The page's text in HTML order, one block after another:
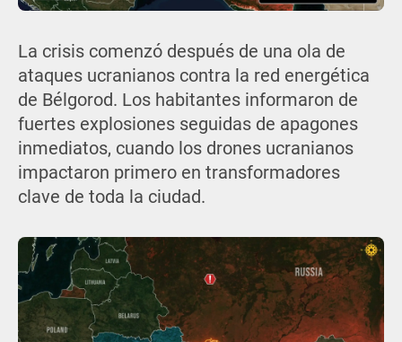
La crisis comenzó después de una ola de
ataques ucranianos contra la red energética
de Bélgorod. Los habitantes informaron de
fuertes explosiones seguidas de apagones
inmediatos, cuando los drones ucranianos
impactaron primero en transformadores
clave de toda la ciudad.